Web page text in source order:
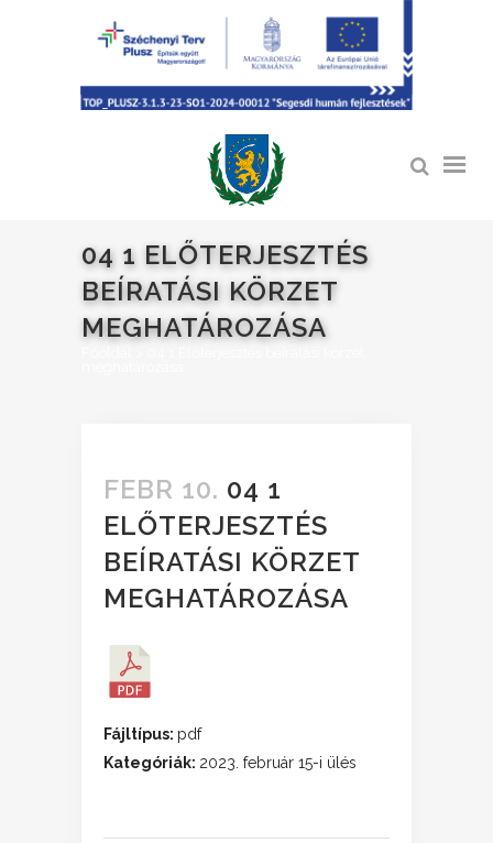
04 1 ELŐTERJESZTÉS
BEÍRATÁSI KÖRZET
MEGHATÁROZÁSA
FEBR 10. 04 1
ELŐTERJESZTÉS
BEÍRATÁSI KÖRZET
MEGHATÁROZÁSA
Fájltípus: pdf
Kategóriák: 2023. február 15-i ülés